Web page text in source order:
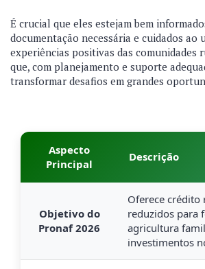
É crucial que eles estejam bem
documentação necessária e cuidados ao
experiências positivas das comunidades
que, com planejamento e suporte
transformar desafios em grandes
Aspecto
Principal
Descrição
Objetivo do
Pronaf 2026
Oferece
reduzidos para
agricultura
investimentos